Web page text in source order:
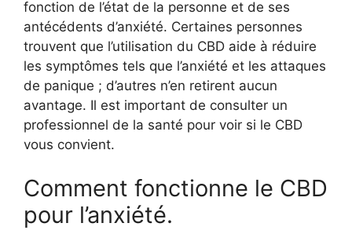
fonction de l’état de la personne et de ses
antécédents d’anxiété. Certaines personnes
trouvent que l’utilisation du CBD aide à réduire
les symptômes tels que l’anxiété et les attaques
de panique ; d’autres n’en retirent aucun
avantage. Il est important de consulter un
professionnel de la santé pour voir si le CBD
vous convient.
Comment fonctionne le CBD
pour l’anxiété.